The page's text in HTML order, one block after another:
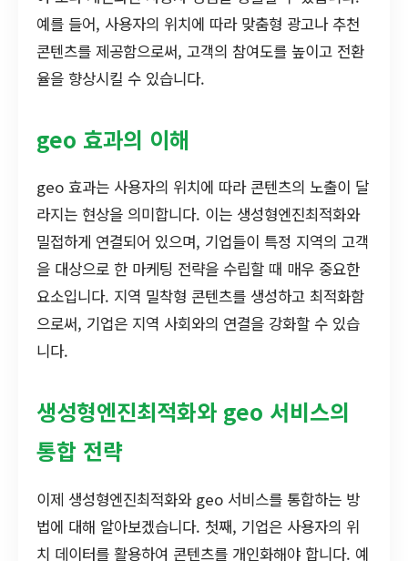
예를 들어, 사용자의 위치에 따라 맞춤형 광고나 추천
콘텐츠를 제공함으로써, 고객의 참여도를 높이고 전환
율을 향상시킬 수 있습니다.
geo 효과의 이해
geo 효과는 사용자의 위치에 따라 콘텐츠의 노출이 달
라지는 현상을 의미합니다. 이는 생성형엔진최적화와
밀접하게 연결되어 있으며, 기업들이 특정 지역의 고객
을 대상으로 한 마케팅 전략을 수립할 때 매우 중요한
요소입니다. 지역 밀착형 콘텐츠를 생성하고 최적화함
으로써, 기업은 지역 사회와의 연결을 강화할 수 있습
니다.
생성형엔진최적화와 geo 서비스의
통합 전략
이제 생성형엔진최적화와 geo 서비스를 통합하는 방
법에 대해 알아보겠습니다. 첫째, 기업은 사용자의 위
치 데이터를 활용하여 콘텐츠를 개인화해야 합니다. 예